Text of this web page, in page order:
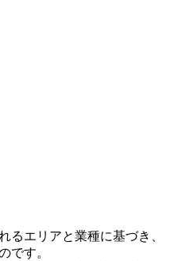
エリアと業種に基づき、
です。